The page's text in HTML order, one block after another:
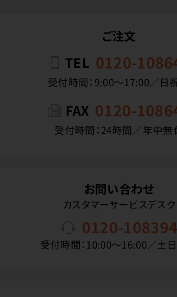
ご注文
TEL 0120-
受付時間：9:00〜17:00／日
FAX 0120-
受付時間：24時間／年中無
お問い合わせ
カスタマーサービスデスク
0120-108394
受付時間：10:00〜16:00／土